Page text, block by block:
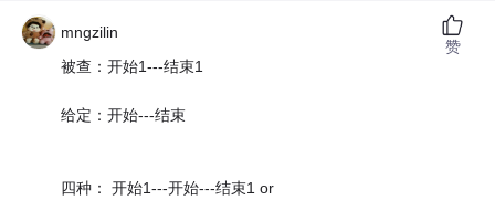
mngzilin
被查：开始1---结束1
给定：开始---结束
四种： 开始1---开始---结束1 or
赞